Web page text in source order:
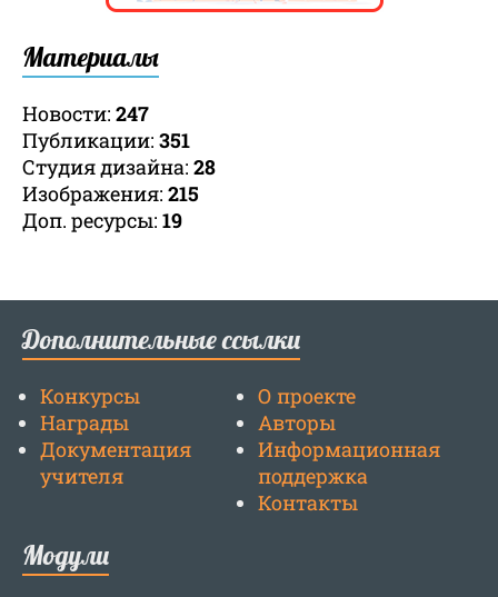
Материалы
Новости: 247
Публикации: 351
Студия дизайна: 28
Изображения: 215
Доп. ресурсы: 19
Дополнительные ссылки
Конкурсы
Награды
Документация
учителя
О проекте
Авторы
Информационная
поддержка
Контакты
Модули